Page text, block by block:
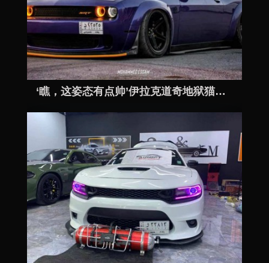
‘瞧，这姿态有点帅’伊拉克道奇地狱猫改装AIRBFT气动避震